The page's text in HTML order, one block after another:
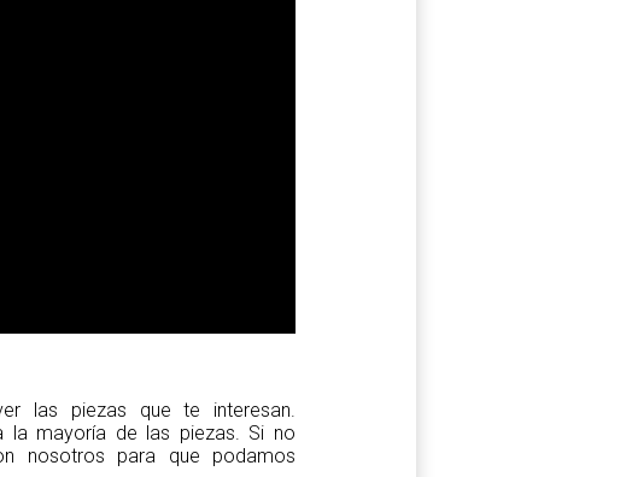
las piezas que te interesan.
la mayoría de las piezas. Si no
nosotros para que podamos